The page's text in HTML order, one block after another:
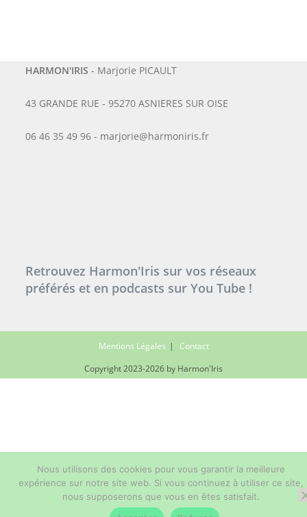
HARMON'IRIS - Marjorie PICAULT
43 GRANDE RUE - 95270 ASNIERES SUR OISE
06 46 35 49 96 - marjorie@harmoniris.fr
Retrouvez Harmon'Iris sur vos réseaux
préférés et en podcasts sur You Tube !
Mentions Légales
Contact
Copyright 2023-2026 by Harmon'Iris
Nous utilisons des cookies pour vous garantir la meilleure
expérience sur notre site web. Si vous continuez à utiliser ce site,
nous supposerons que vous en êtes satisfait.